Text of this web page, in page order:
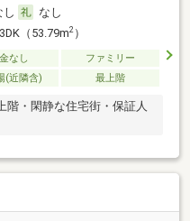
し
なし
（53.79m2）
なし
ファミリー
(近隣含) 最上階
階・閑静な住宅街・保証人